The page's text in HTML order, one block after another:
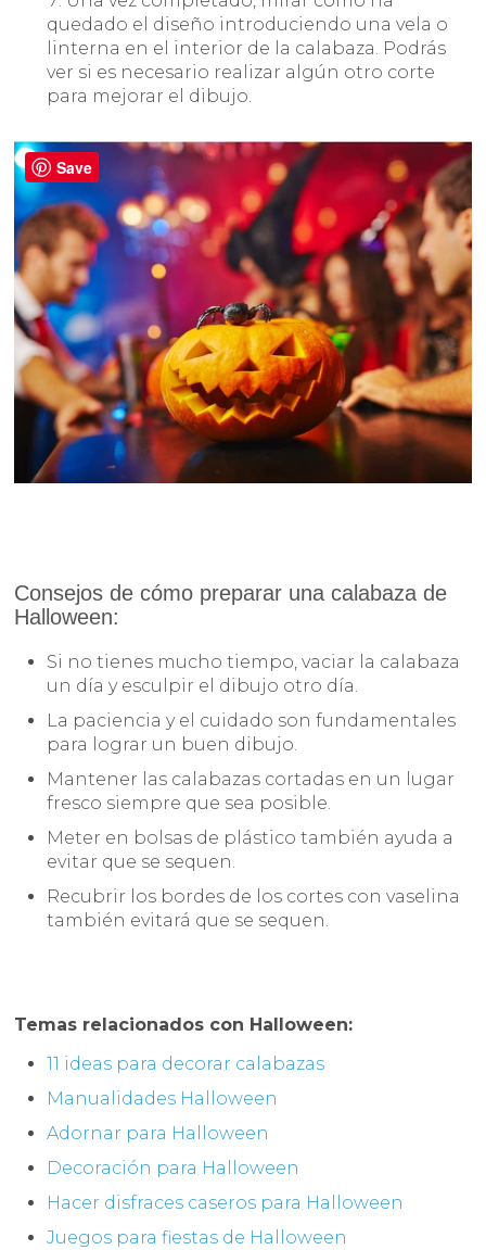
quedado el diseño introduciendo una vela o
linterna en el interior de la calabaza. Podrás
ver si es necesario realizar algún otro corte
para mejorar el dibujo.
Consejos de cómo preparar una calabaza de
Halloween:
Si no tienes mucho tiempo, vaciar la calabaza
un día y esculpir el dibujo otro día.
La paciencia y el cuidado son fundamentales
para lograr un buen dibujo.
Mantener las calabazas cortadas en un lugar
fresco siempre que sea posible.
Meter en bolsas de plástico también ayuda a
evitar que se sequen.
Recubrir los bordes de los cortes con vaselina
también evitará que se sequen.
Temas relacionados con Halloween:
11 ideas para decorar calabazas
Manualidades Halloween
Adornar para Halloween
Decoración para Halloween
Hacer disfraces caseros para Halloween
Juegos para fiestas de Halloween
Save